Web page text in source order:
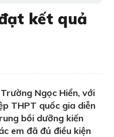
kết quả
Ngọc Hiển, với
THPT quốc gia diễn
bồi dưỡng kiến
em đã đủ điều kiện